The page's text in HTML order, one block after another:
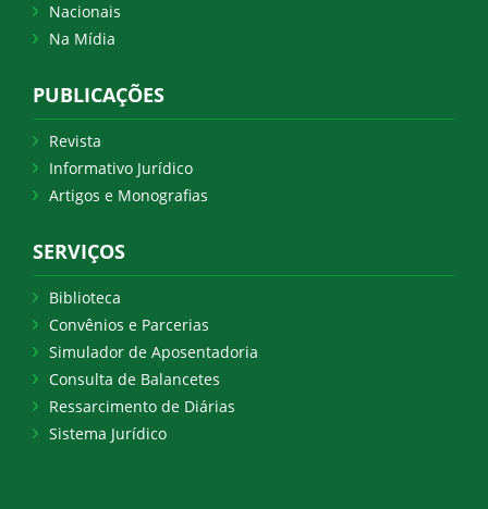
Nacionais
Na Mídia
PUBLICAÇÕES
Revista
Informativo Jurídico
Artigos e Monografias
SERVIÇOS
Biblioteca
Convênios e Parcerias
Simulador de Aposentadoria
Consulta de Balancetes
Ressarcimento de Diárias
Sistema Jurídico